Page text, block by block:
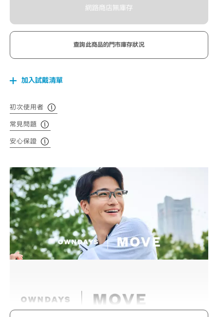
網路商店無庫存
查詢此商品的門市庫存狀況
加入試戴清單
初次使用者
常見問題
安心保證